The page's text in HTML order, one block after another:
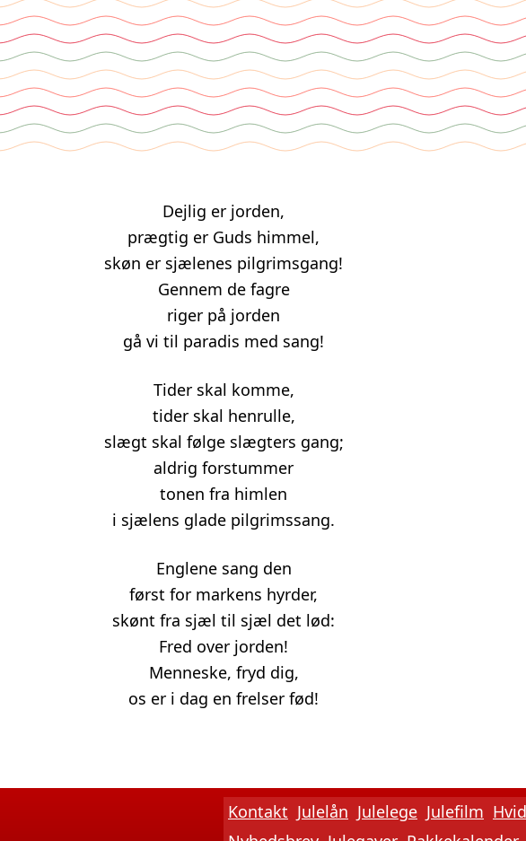
Dejlig er jorden,
prægtig er Guds himmel,
skøn er sjælenes pilgrimsgang!
Gennem de fagre
riger på jorden
gå vi til paradis med sang!
Tider skal komme,
tider skal henrulle,
slægt skal følge slægters gang;
aldrig forstummer
tonen fra himlen
i sjælens glade pilgrimssang.
Englene sang den
først for markens hyrder,
skønt fra sjæl til sjæl det lød:
Fred over jorden!
Menneske, fryd dig,
os er i dag en frelser fød!
Kontakt Julelån Julelege Julefilm